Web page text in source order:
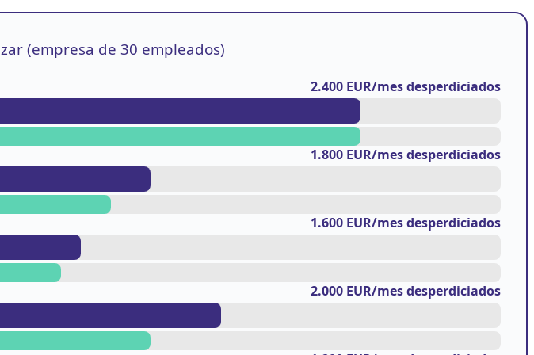
(empresa de 30 empleados)
2.400 EUR/mes desperdiciados
1.800 EUR/mes desperdiciados
1.600 EUR/mes desperdiciados
2.000 EUR/mes desperdiciados